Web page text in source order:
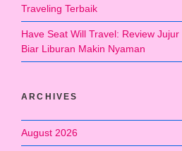
Traveling Terbaik
Have Seat Will Travel: Review
Biar Liburan Makin Nyaman
ARCHIVES
August 2026